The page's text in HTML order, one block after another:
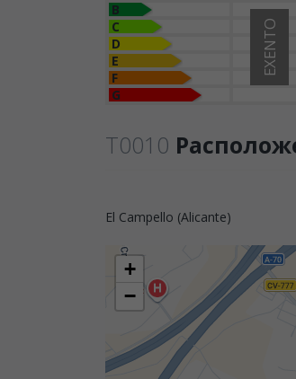
B
C
D
E
F
G
EXENTO
T0010
El Campello (Alicante)
+
−